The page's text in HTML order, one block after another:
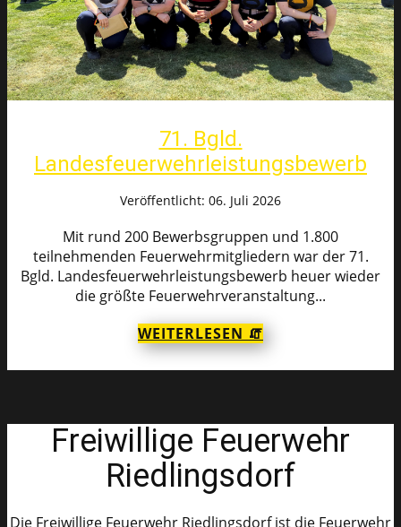
71. Bgld.
Landesfeuerwehrleistungsbewerb
Veröffentlicht: 06. Juli 2026
Mit rund 200 Bewerbsgruppen und 1.800
teilnehmenden Feuerwehrmitgliedern war der 71.
Bgld. Landesfeuerwehrleistungsbewerb heuer wieder
die größte Feuerwehrveranstaltung...
WEITERLESEN 🧯
Freiwillige Feuerwehr
Riedlingsdorf
Die Freiwillige Feuerwehr Riedlingsdorf ist die Feuerwehr